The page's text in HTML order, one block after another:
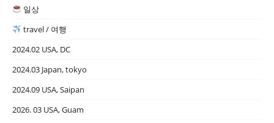
일상
travel / 여행
2024.02 USA, DC
2024.03 Japan, tokyo
2024.09 USA, Saipan
2026. 03 USA, Guam